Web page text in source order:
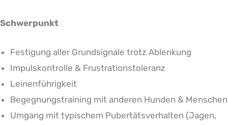
Schwerpunkt
Festigung aller Grundsignale trotz Ablenkung
Impulskontrolle & Frustrationstoleranz
Leinenführigkeit
Begegnungstraining mit anderen Hunden & Menschen
Umgang mit typischem Pubertätsverhalten (Jagen,